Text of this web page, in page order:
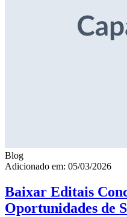
Blog
Adicionado em: 05/03/2026
Baixar Editais
Oportunidades de